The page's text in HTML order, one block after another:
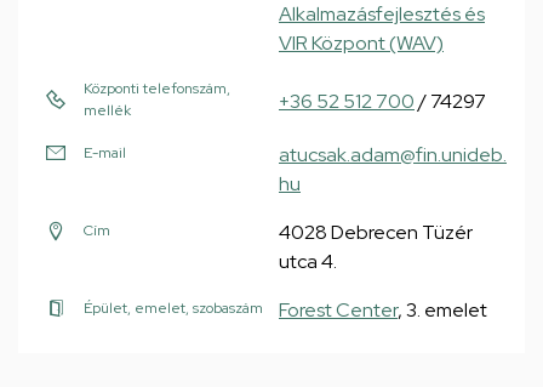
Alkalmazásfejlesztés és
VIR Központ (WAV)
Központi telefonszám,
mellék
+36 52 512 700/ 74297
E-mail
atucsak.adam@fin.unideb.
hu
Cím
4028 Debrecen Tüzér
utca 4.
Épület, emelet, szobaszám Forest Center, 3. emelet